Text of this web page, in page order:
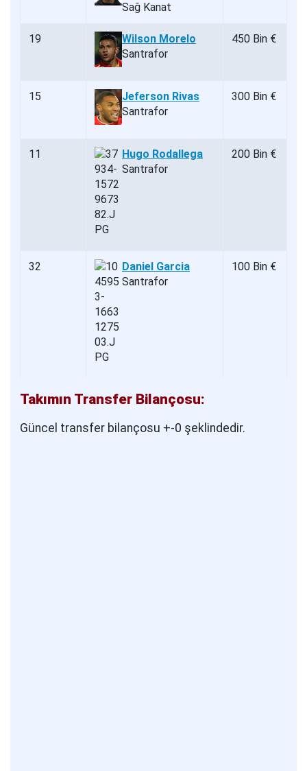
Sağ Kanat
19
Wilson Morelo
Santrafor
450 Bin €
15
Jeferson Rivas
Santrafor
300 Bin €
11
Hugo Rodallega
Santrafor
200 Bin €
32
Daniel Garcia
Santrafor
100 Bin €
Takımın Transfer Bilançosu:
Güncel transfer bilançosu +-0 şeklindedir.